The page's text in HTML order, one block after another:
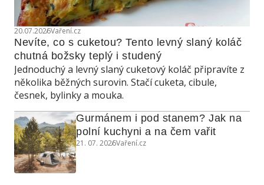
20.07.2026Vaření.cz
Nevíte, co s cuketou? Tento levný slaný koláč
chutná božsky teplý i studený
Jednoduchý a levný slaný cuketový koláč připravíte z
několika běžných surovin. Stačí cuketa, cibule,
česnek, bylinky a mouka.
Gurmánem i pod stanem? Jak na
polní kuchyni a na čem vařit
21. 07. 2026Vaření.cz